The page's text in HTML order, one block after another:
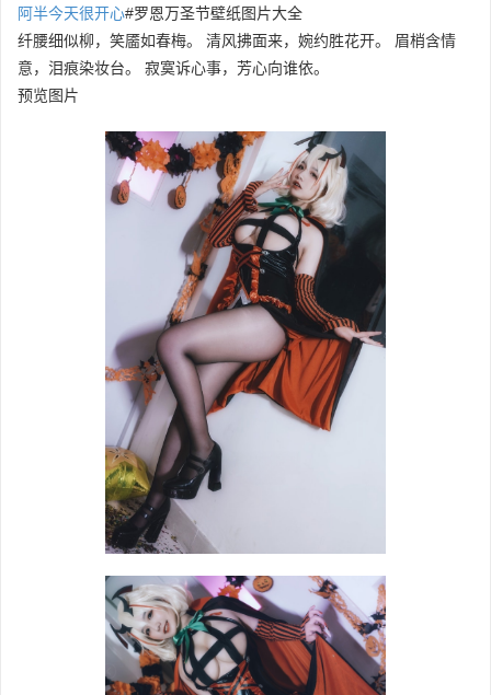
阿半今天很开心#罗恩万圣节壁纸图片大全
纤腰细似柳，笑靥如春梅。 清风拂面来，婉约胜花开。 眉梢含情
意，泪痕染妆台。 寂寞诉心事，芳心向谁依。
预览图片